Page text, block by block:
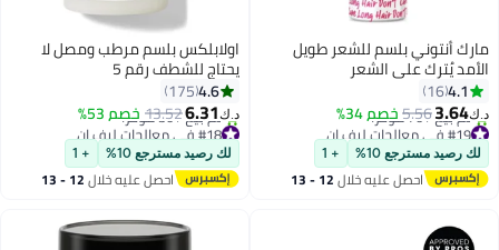
مارك أنتوني بلسم للشعر طويل
الأمد يُترك على الشعر
4.1
16
د.ك‏3.64
5.56خصم 34%
#19 في معالجات ليف إن
بتخلّص بسرعة
تم بيع +70 مؤخرًا
#19 في معالجات ليف إن
لك رصيد مسترجع 10% + 1
احصل عليه خلال 12 - 13
اولابلكس بلسم مرطب ومصل لا
يحتاج للشطف رقم 5
4.6
175
د.ك‏6.31
13.52خصم 53%
#18 في معالجات ليف إن
أقل سعر في 7 يوم
تم بيع +30 مؤخرًا
#18 في معالجات ليف إن
لك رصيد مسترجع 10% + 1
احصل عليه خلال 12 - 13